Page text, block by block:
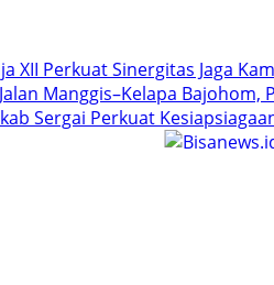
XII Perkuat Sinergitas Jaga
Manggis–Kelapa Bajohom,
Sergai Perkuat